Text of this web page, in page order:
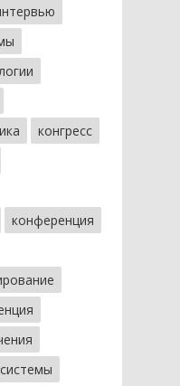
конгресс
конференция